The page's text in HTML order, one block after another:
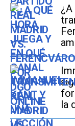
la